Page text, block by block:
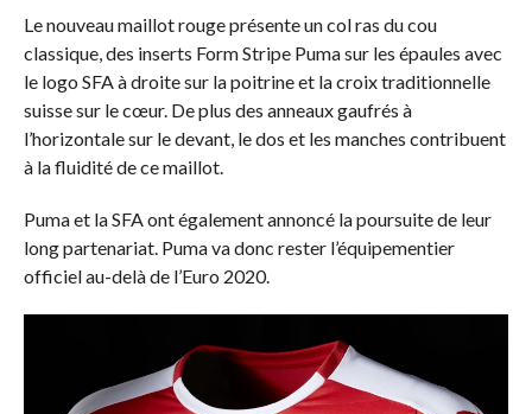
Le nouveau maillot rouge présente un col ras du cou
classique, des inserts Form Stripe Puma sur les épaules avec
le logo SFA à droite sur la poitrine et la croix traditionnelle
suisse sur le cœur. De plus des anneaux gaufrés à
l’horizontale sur le devant, le dos et les manches contribuent
à la fluidité de ce maillot.
Puma et la SFA ont également annoncé la poursuite de leur
long partenariat. Puma va donc rester l’équipementier
officiel au-delà de l’Euro 2020.